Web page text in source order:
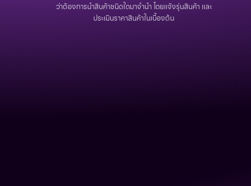
ว่าต้องการนำสินค้าชนิดใดมาจำนำ โดยแจ้งรุ่นสินค้า และ
ประเมินราคาสินค้าในเบื้องต้น